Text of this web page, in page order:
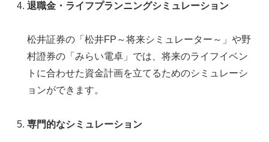
退職金・ライフプランニングシミュレーション
松井証券の「松井FP～将来シミュレーター～」や野
村證券の「みらい電卓」では、将来のライフイベン
トに合わせた資金計画を立てるためのシミュレーシ
ョンができます。
専門的なシミュレーション